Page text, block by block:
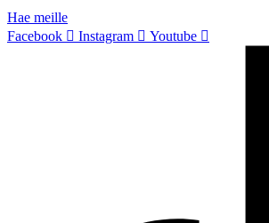
Hae meille
Facebook
Instagram Youtube